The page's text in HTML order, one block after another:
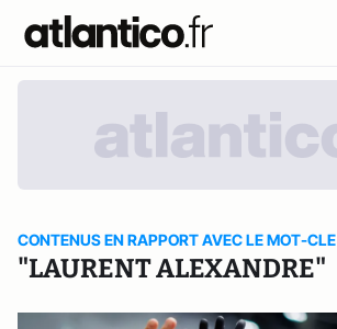
CONTENUS EN RAPPORT AVEC LE MOT-CLE
"LAURENT ALEXANDRE"